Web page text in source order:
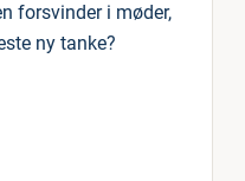
forsvinder i møder,
ny tanke?